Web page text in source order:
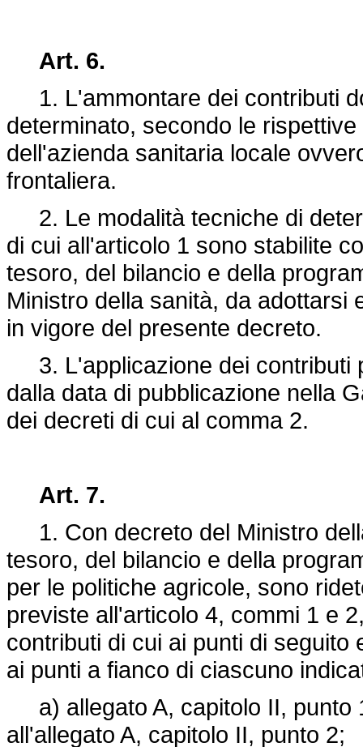
Art. 6.
1. L'ammontare dei contributi
determinato, secondo le
dell'azienda sanitaria locale
frontaliera.
2. Le modalità tecniche di
di cui all'articolo 1 sono stabilite
tesoro, del bilancio e della
Ministro della sanità, da adottarsi
in vigore del presente decreto.
3. L'applicazione dei contributi
dalla data di pubblicazione nella
dei decreti di cui al comma 2.
Art. 7.
1. Con decreto del Ministro
tesoro, del bilancio e della
per le politiche agricole, sono
previste all'articolo 4, commi 1 e
contributi di cui ai punti di seguito
ai punti a fianco di ciascuno
a) allegato A, capitolo II, punto
all'allegato A, capitolo II, punto 2;